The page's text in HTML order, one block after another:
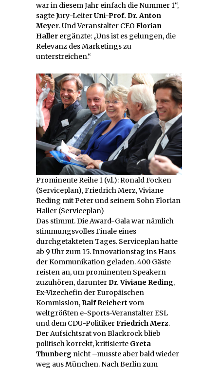
war in diesem Jahr einfach die Nummer 1“,
sagte Jury-LeiterUni-Prof. Dr. Anton
Meyer. Und Veranstalter CEO Florian
Haller ergänzte: „Uns ist es gelungen, die
Relevanz des Marketings zu
unterstreichen.“
Prominente Reihe 1 (v.l.): Ronald Focken
(Serviceplan), Friedrich Merz, Viviane
Reding mit Peter und seinem Sohn Florian
Haller (Serviceplan)
Das stimmt. Die Award-Gala war nämlich
stimmungsvolles Finale eines
durchgetakteten Tages. Serviceplan hatte
ab 9 Uhr zum 15. Innovationstag ins Haus
der Kommunikation geladen. 400 Gäste
reisten an, um prominenten Speakern
zuzuhören, darunterDr. Viviane Reding,
Ex-Vizechefin der Europäischen
Kommission, Ralf Reichert vom
weltgrößten e-Sports-Veranstalter ESL
und dem CDU-PolitikerFriedrich Merz.
Der Aufsichtsrat von Blackrock blieb
politisch korrekt, kritisierte Greta
Thunberg nicht –musste aber bald wieder
weg aus München. Nach Berlin zum